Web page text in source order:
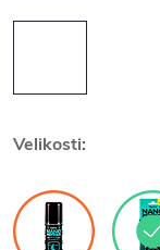
Velikosti: